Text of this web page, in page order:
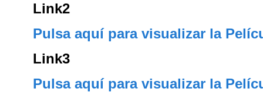
Link2
Pulsa aquí para visualizar la
Link3
Pulsa aquí para visualizar la